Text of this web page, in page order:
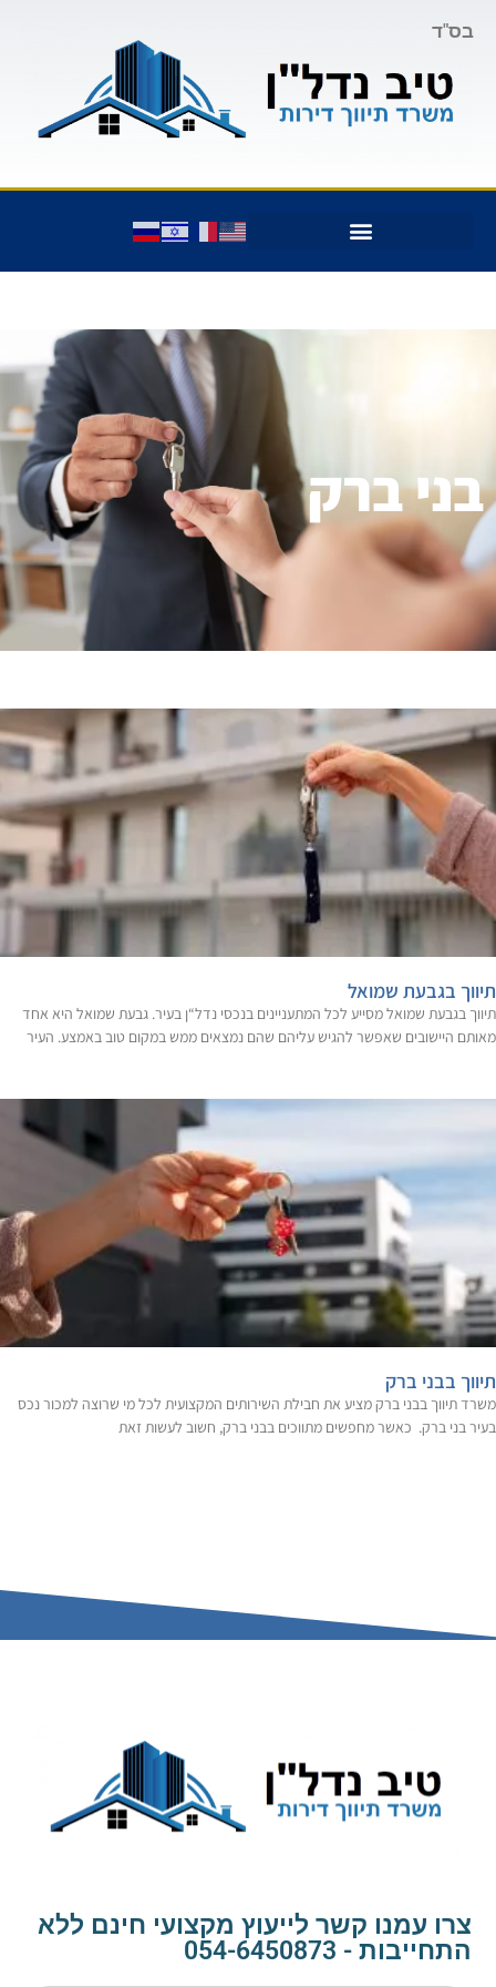
בס"ד
בני ברק
תיווך בגבעת שמואל
תיווך בגבעת שמואל מסייע לכל המתעניינים בנכסי נדל“ן בעיר. גבעת שמואל היא אחד
מאותם היישובים שאפשר להגיש עליהם שהם נמצאים ממש במקום טוב באמצע. העיר
תיווך בבני ברק
משרד תיווך בבני ברק מציע את חבילת השירותים המקצועית לכל מי שרוצה למכור נכס
בעיר בני ברק. כאשר מחפשים מתווכים בבני ברק, חשוב לעשות זאת
צרו עמנו קשר לייעוץ מקצועי חינם ללא
התחייבות - 054-6450873